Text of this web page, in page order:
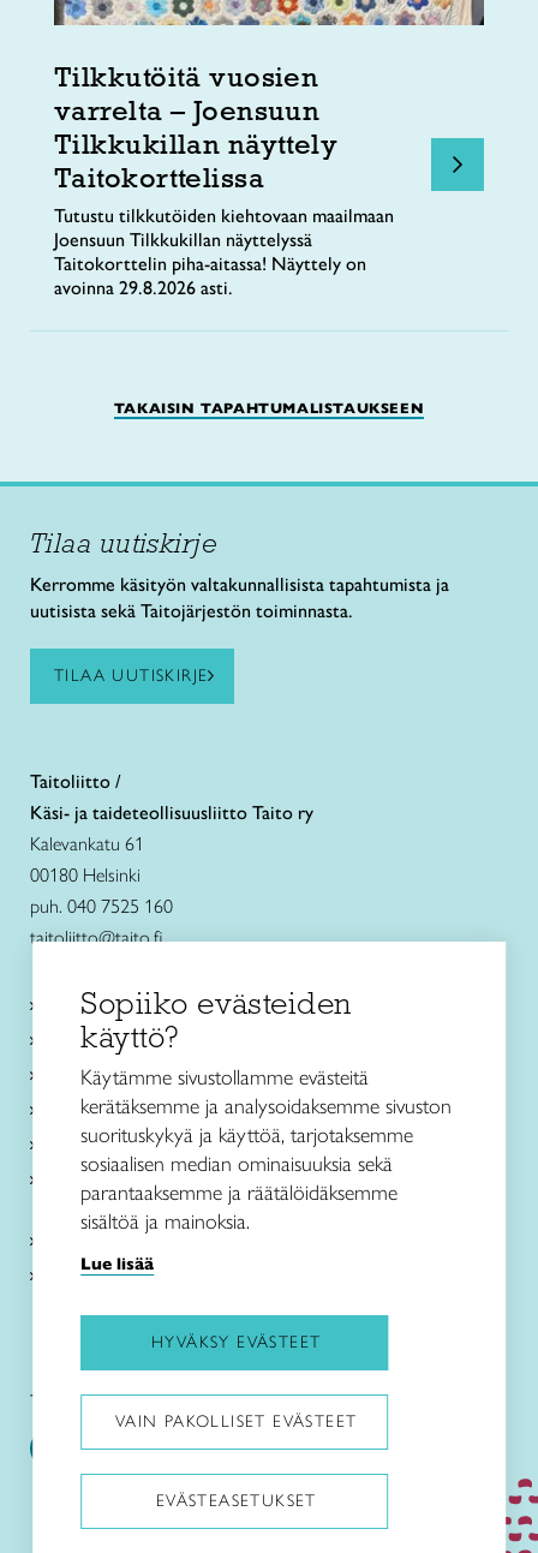
Tilkkutöitä vuosien
varrelta – Joensuun
Tilkkukillan näyttely
Taitokorttelissa
Tutustu tilkkutöiden kiehtovaan maailmaan
Joensuun Tilkkukillan näyttelyssä
Taitokorttelin piha-aitassa! Näyttely on
avoinna 29.8.2026 asti.
TAKAISIN TAPAHTUMALISTAUKSEEN
Tilaa uutiskirje
Kerromme käsityön valtakunnallisista tapahtumista ja
uutisista sekä Taitojärjestön toiminnasta.
TILAA UUTISKIRJE
Taitoliitto /
Käsi- ja taideteollisuusliitto Taito ry
Kalevankatu 61
00180 Helsinki
puh. 040 7525 160
taitoliitto@taito.fi
Käsityökurssit ja koulutus
Ajankohtaista
Käsityöohjeet
Me olemme Taito
Paikallinen toiminta
Verkkokaupat
Kirjaudu Arviin
Kirjaudu Taitocampukseen
Taitoliitto: Taito-lehti:
Sopiiko evästeiden
käyttö?
Käytämme sivustollamme evästeitä
kerätäksemme ja analysoidaksemme sivuston
suorituskykyä ja käyttöä, tarjotaksemme
sosiaalisen median ominaisuuksia sekä
parantaaksemme ja räätälöidäksemme
sisältöä ja mainoksia.
Lue lisää
HYVÄKSY EVÄSTEET
VAIN PAKOLLISET EVÄSTEET
EVÄSTEASETUKSET